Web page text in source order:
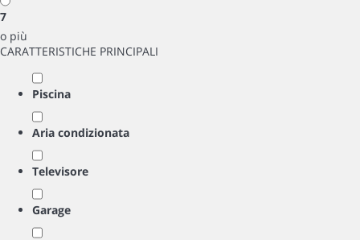
7
o più
CARATTERISTICHE PRINCIPALI
Piscina
Aria condizionata
Televisore
Garage